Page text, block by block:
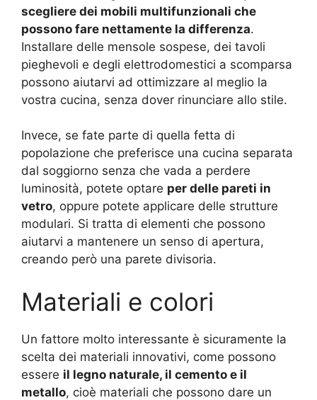
scegliere dei mobili multifunzionali che
possono fare nettamente la differenza.
Installare delle mensole sospese, dei tavoli
pieghevoli e degli elettrodomestici a scomparsa
possono aiutarvi ad ottimizzare al meglio la
vostra cucina, senza dover rinunciare allo stile.
Invece, se fate parte di quella fetta di
popolazione che preferisce una cucina separata
dal soggiorno senza che vada a perdere
luminosità, potete optare per delle pareti in
vetro, oppure potete applicare delle strutture
modulari. Si tratta di elementi che possono
aiutarvi a mantenere un senso di apertura,
creando però una parete divisoria.
Materiali e colori
Un fattore molto interessante è sicuramente la
scelta dei materiali innovativi, come possono
essere il legno naturale, il cemento e il
metallo, cioè materiali che possono dare un